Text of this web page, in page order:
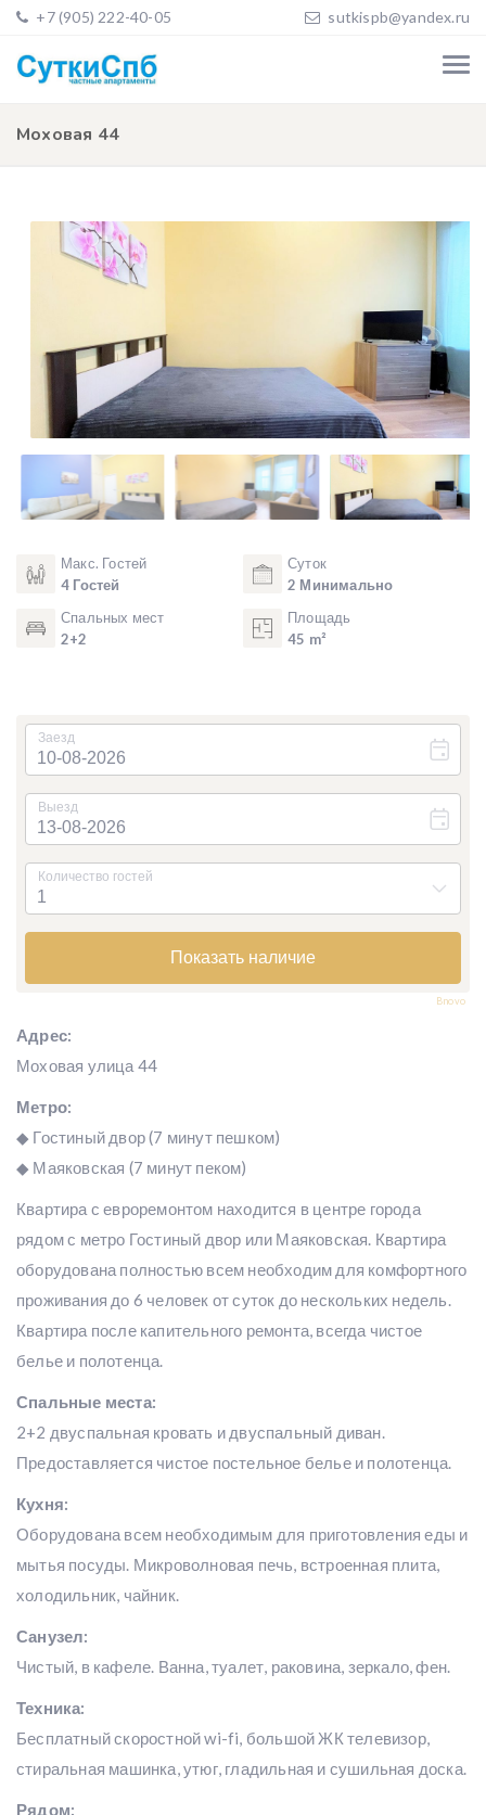
+7 (905) 222-40-05 sutkispb@yandex.ru
Моховая 44
Макс. Гостей
4 Гостей
Суток
2 Минимально
Спальных мест
2+2
Площадь
45 m²
Bnovo
Адрес:
Моховая улица 44
Метро:
◆ Гостиный двор (7 минут пешком)
◆ Маяковская (7 минут пеком)
Квартира с евроремонтом находится в центре города
рядом с метро Гостиный двор или Маяковская. Квартира
оборудована полностью всем необходим для комфортного
проживания до 6 человек от суток до нескольких недель.
Квартира после капительного ремонта, всегда чистое
белье и полотенца.
Спальные места:
2+2 двуспальная кровать и двуспальный диван.
Предоставляется чистое постельное белье и полотенца.
Кухня:
Оборудована всем необходимым для приготовления еды и
мытья посуды. Микроволновая печь, встроенная плита,
холодильник, чайник.
Санузел:
Чистый, в кафеле. Ванна, туалет, раковина, зеркало, фен.
Техника:
Бесплатный скоростной wi-fi, большой ЖК телевизор,
стиральная машинка, утюг, гладильная и сушильная доска.
Рядом: